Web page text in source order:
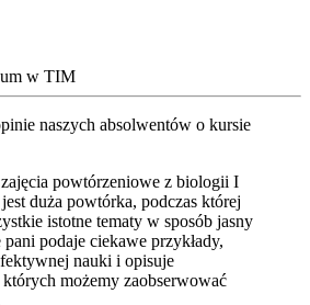
w TIM
naszych absolwentów o kursie
powtórzeniowe z biologii I
duża powtórka, podczas której
istotne tematy w sposób jasny
podaje ciekawe przykłady,
nauki i opisuje
możemy zaobserwować